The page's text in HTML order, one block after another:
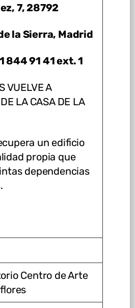
7,28792
la Sierra, Madrid
844 91 41 ext. 1
VUELVE A
LA CASA DE LA
un edificio
propia que
dependencias
Centro de Arte